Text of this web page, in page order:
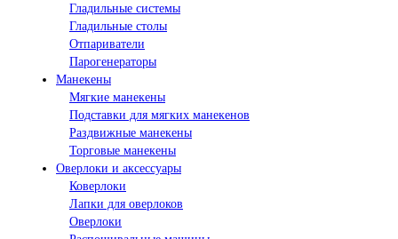
Гладильные системы
Гладильные столы
Отпариватели
Парогенераторы
Манекены
Мягкие манекены
Подставки для мягких манекенов
Раздвижные манекены
Торговые манекены
Оверлоки и аксессуары
Коверлоки
Лапки для оверлоков
Оверлоки